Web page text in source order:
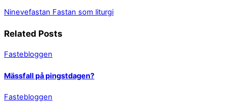
Ninevefastan Fastan som liturgi
Related Posts
Fastebloggen
Mässfall på pingstdagen?
Fastebloggen